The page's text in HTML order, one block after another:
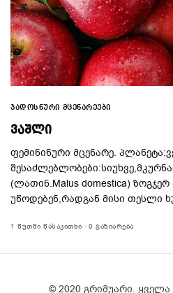
ᲯᲐᲓᲝᲡᲜᲣᲠᲘ ᲛᲪᲔᲜᲐᲠᲔᲔᲑᲘ
ᲕᲐᲨᲚᲘ
ფემინინური მცენარე.
(ლათინ.Malus domestica)
უწოდებენ,რადგან მისი თესლი
1 ᲬᲣᲗᲨᲘ ᲬᲐᲡᲐᲙᲘᲗᲮᲘ 0 ᲒᲐᲖᲘᲐᲠᲔᲑᲐ
© 2020 გრიმუარი.